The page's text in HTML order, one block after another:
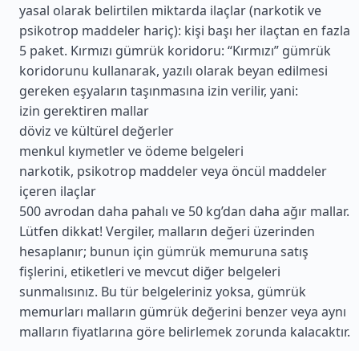
yasal olarak belirtilen miktarda ilaçlar (narkotik ve
psikotrop maddeler hariç): kişi başı her ilaçtan en fazla
5 paket. Kırmızı gümrük koridoru: “Kırmızı” gümrük
koridorunu kullanarak, yazılı olarak beyan edilmesi
gereken eşyaların taşınmasına izin verilir, yani:
izin gerektiren mallar
döviz ve kültürel değerler
menkul kıymetler ve ödeme belgeleri
narkotik, psikotrop maddeler veya öncül maddeler
içeren ilaçlar
500 avrodan daha pahalı ve 50 kg’dan daha ağır mallar.
Lütfen dikkat! Vergiler, malların değeri üzerinden
hesaplanır; bunun için gümrük memuruna satış
fişlerini, etiketleri ve mevcut diğer belgeleri
sunmalısınız. Bu tür belgeleriniz yoksa, gümrük
memurları malların gümrük değerini benzer veya aynı
malların fiyatlarına göre belirlemek zorunda kalacaktır.